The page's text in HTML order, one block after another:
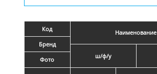
Код
Бренд
Фото
Наименование
ш/ф/у